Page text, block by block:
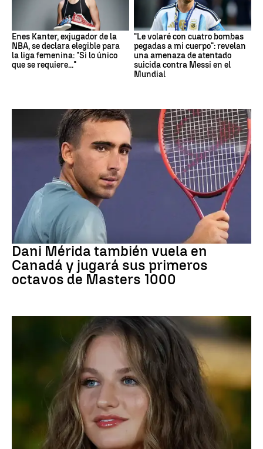
Enes Kanter, exjugador de la
NBA, se declara elegible para
la liga femenina: "Si lo único
que se requiere..."
"Le volaré con cuatro bombas
pegadas a mi cuerpo": revelan
una amenaza de atentado
suicida contra Messi en el
Mundial
Tenis
Dani Mérida también vuela en
Canadá y jugará sus primeros
octavos de Masters 1000
Mundial 2026